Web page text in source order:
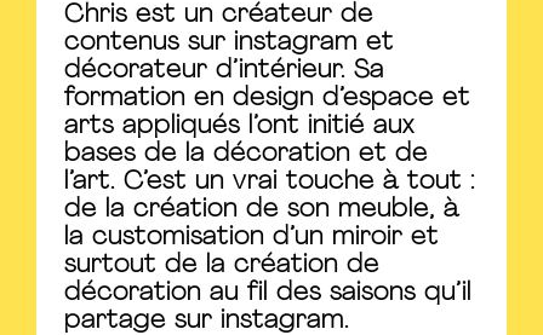
Chris est un créateur de
contenus sur instagram et
décorateur d’intérieur. Sa
formation en design d’espace et
arts appliqués l’ont initié aux
bases de la décoration et de
l’art. C’est un vrai touche à tout :
de la création de son meuble, à
la customisation d’un miroir et
surtout de la création de
décoration au fil des saisons qu’il
partage sur instagram.